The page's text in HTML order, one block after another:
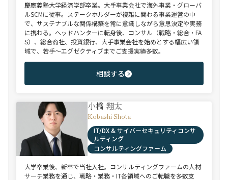
慶應義塾大学経済学部卒業。大手事業会社で海外事業・グローバ
ルSCMに従事。ステークホルダーが複雑に関わる事業運営の中
で、サステナブルな関係構築を常に意識しながら意思決定や実務
に携わる。ヘッドハンターに転身後、コンサル（戦略・総合・FA
S）、総合商社、投資銀行、大手事業会社を始めとする幅広い領
域で、若手～エグゼクティブまでご支援実績多数。
相談する
小橋 翔太
Kobashi Shota
IT/DX & サイバーセキュリティコンサ
ルティング
コンサルティングファーム
大学卒業後、新卒で当社入社。コンサルティングファームの人材
サーチ業務を通じ、戦略・業務・IT各領域へのご転職を多数支